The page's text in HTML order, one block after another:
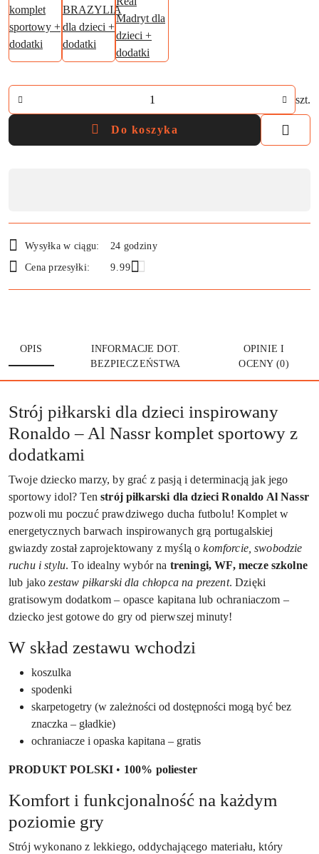
szt.
Do koszyka
płatność
i
dostawa
Wysyłka w ciągu:
24 godziny
Cena przesyłki:
9.99
OPIS
INFORMACJE DOT.
BEZPIECZEŃSTWA
OPINIE I
OCENY (0)
Strój piłkarski dla dzieci inspirowany
Ronaldo – Al Nassr komplet sportowy z
dodatkami
Twoje dziecko marzy, by grać z pasją i determinacją jak jego
sportowy idol? Tenstrój piłkarski dla dzieci Ronaldo Al Nassr
pozwoli mu poczuć prawdziwego ducha futbolu! Komplet w
energetycznych barwach inspirowanych grą portugalskiej
gwiazdy został zaprojektowany z myślą okomforcie, swobodzie
ruchu i stylu. To idealny wybór na treningi, WF, mecze szkolne
lub jakozestaw piłkarski dla chłopca na prezent. Dzięki
gratisowym dodatkom – opasce kapitana lub ochraniaczom –
dziecko jest gotowe do gry od pierwszej minuty!
W skład zestawu wchodzi
koszulka
spodenki
skarpetogetry (w zależności od dostępności mogą być bez
znaczka – gładkie)
ochraniacze i opaska kapitana – gratis
PRODUKT POLSKI • 100% poliester
Komfort i funkcjonalność na każdym
poziomie gry
Strój wykonano z lekkiego, oddychającego materiału, który